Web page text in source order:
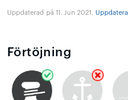
Uppdaterad på 11. Jun 2021.
Förtöjning